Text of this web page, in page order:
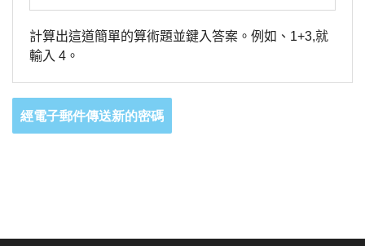
計算出這道簡單的算術題並鍵入答案。例如、1+3,就
輸入 4。